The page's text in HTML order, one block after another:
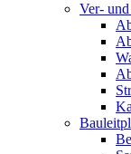
Ver-